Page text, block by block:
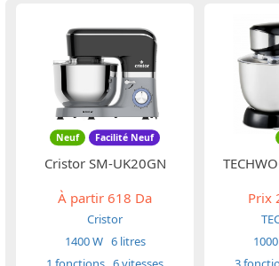
Neuf Facilité Neuf
Cristor SM-UK20GN
À partir 618 Da
Cristor
1400 W 6 litres
Prix